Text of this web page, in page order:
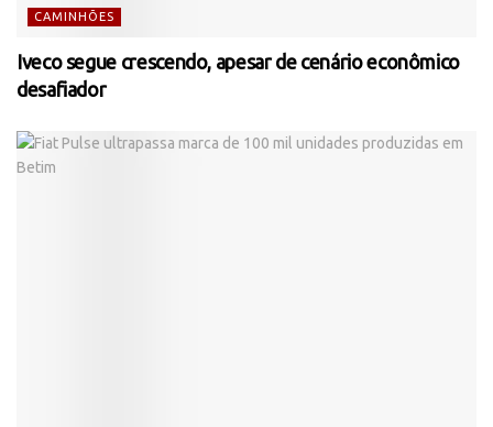
CAMINHÕES
Iveco segue crescendo, apesar de cenário econômico
desafiador